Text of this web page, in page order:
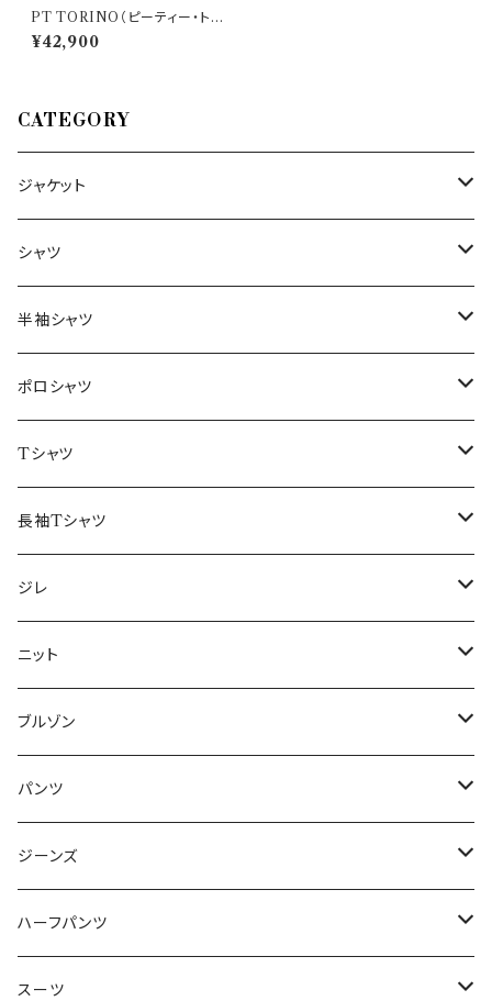
PT TORINO（ピーティー・トリ
ノ） パンツ SUPERSLIM FIT
33633
¥42,900
CATEGORY
ジャケット
～44/S
46/M
48/L
50/XL～
シャツ
～44/S
46/M
48/L
50/XL～
半袖シャツ
～44/S
46/M
48/L
50/XL～
ポロシャツ
～44/S
46/M
48/L
50/XL～
Tシャツ
～44/S
46/M
48/L
50/XL～
長袖Tシャツ
～44/S
46/M
48/L
50/XL～
ジレ
～44/S
46/M
48/L
50/XL～
ニット
～44/S
46/M
48/L
50/XL～
ブルゾン
～44/S
46/M
48/L
50/XL～
パンツ
～44/S
46/M
48/L
ジーンズ
～44/S
46/M
ハーフパンツ
～44/S
スーツ